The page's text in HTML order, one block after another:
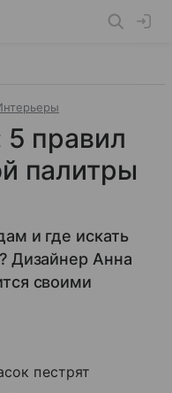
5 правил
палитры
и где искать
Дизайнер Анна
своими
пестрят